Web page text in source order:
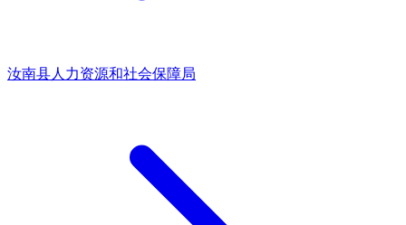
汝南县人力资源和社会保障局